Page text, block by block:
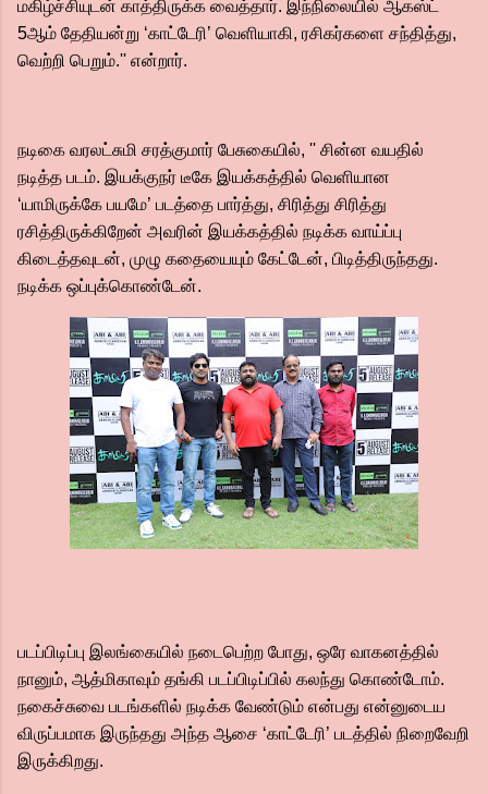
மகிழ்ச்சியுடன் காத்திருக்க வைத்தார். இந்நிலையில் ஆகஸ்ட்
5ஆம் தேதியன்று ‘காட்டேரி’ வெளியாகி, ரசிகர்களை சந்தித்து,
வெற்றி பெறும்.'' என்றார்.
நடிகை வரலட்சுமி சரத்குமார் பேசுகையில், '' சின்ன வயதில்
நடித்த படம். இயக்குநர் டீகே இயக்கத்தில் வெளியான
‘யாமிருக்கே பயமே’ படத்தை பார்த்து, சிரித்து சிரித்து
ரசித்திருக்கிறேன் அவரின் இயக்கத்தில் நடிக்க வாய்ப்பு
கிடைத்தவுடன், முழு கதையையும் கேட்டேன், பிடித்திருந்தது.
நடிக்க ஒப்புக்கொண்டேன்.
படப்பிடிப்பு இலங்கையில் நடைபெற்ற போது, ஒரே வாகனத்தில்
நானும், ஆத்மிகாவும் தங்கி படப்பிடிப்பில் கலந்து கொண்டோம்.
நகைச்சுவை படங்களில் நடிக்க வேண்டும் என்பது என்னுடைய
விருப்பமாக இருந்தது அந்த ஆசை ‘காட்டேரி’ படத்தில் நிறைவேறி
இருக்கிறது.